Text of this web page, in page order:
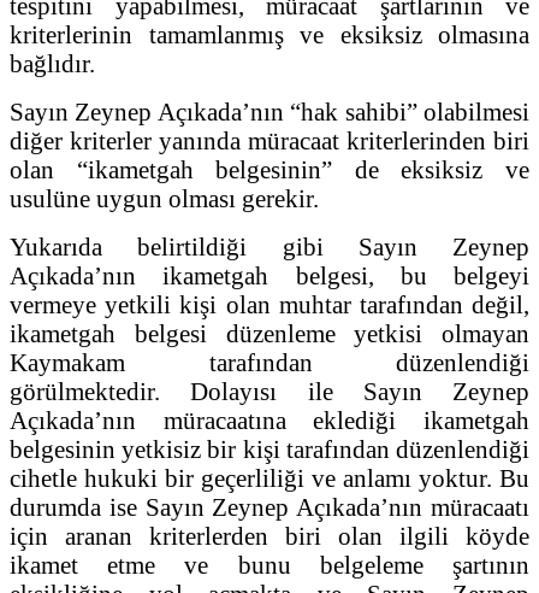
kriterlerinin tamamlanmış ve eksiksiz olmasına
bağlıdır.
Sayın Zeynep Açıkada’nın “hak sahibi” olabilmesi
diğer kriterler yanında müracaat kriterlerinden biri
olan “ikametgah belgesinin” de eksiksiz ve
usulüne uygun olması gerekir.
Yukarıda belirtildiği gibi Sayın Zeynep
Açıkada’nın ikametgah belgesi, bu belgeyi
vermeye yetkili kişi olan muhtar tarafından değil,
ikametgah belgesi düzenleme yetkisi olmayan
Kaymakam tarafından düzenlendiği
görülmektedir. Dolayısı ile Sayın Zeynep
Açıkada’nın müracaatına eklediği ikametgah
belgesinin yetkisiz bir kişi tarafından düzenlendiği
cihetle hukuki bir geçerliliği ve anlamı yoktur. Bu
durumda ise Sayın Zeynep Açıkada’nın müracaatı
için aranan kriterlerden biri olan ilgili köyde
ikamet etme ve bunu belgeleme şartının